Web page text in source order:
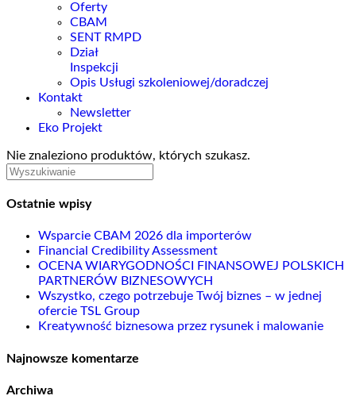
Oferty
CBAM
SENT RMPD
Dział
Inspekcji
Opis Usługi szkoleniowej/doradczej
Kontakt
Newsletter
Eko Projekt
Nie znaleziono produktów, których szukasz.
Ostatnie wpisy
Wsparcie CBAM 2026 dla importerów
Financial Credibility Assessment
OCENA WIARYGODNOŚCI FINANSOWEJ POLSKICH
PARTNERÓW BIZNESOWYCH
Wszystko, czego potrzebuje Twój biznes – w jednej
ofercie TSL Group
Kreatywność biznesowa przez rysunek i malowanie
Najnowsze komentarze
Archiwa